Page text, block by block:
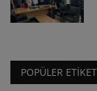
POPÜLER